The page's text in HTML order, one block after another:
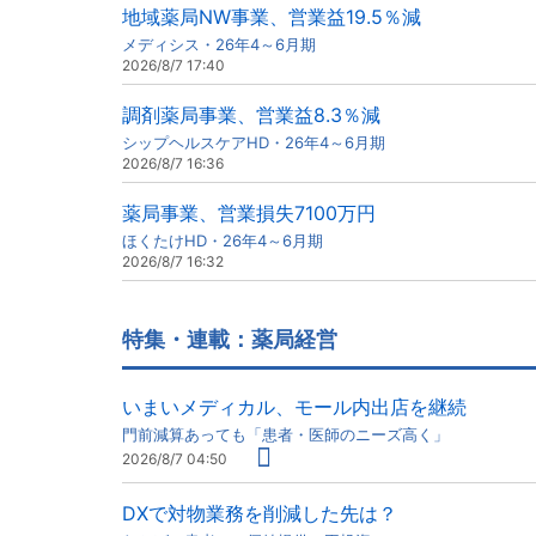
地域薬局NW事業、営業益19.5％減
メディシス・26年4～6月期
2026/8/7 17:40
調剤薬局事業、営業益8.3％減
シップヘルスケアHD・26年4～6月期
2026/8/7 16:36
薬局事業、営業損失7100万円
ほくたけHD・26年4～6月期
2026/8/7 16:32
特集・連載：薬局経営
いまいメディカル、モール内出店を継続
門前減算あっても「患者・医師のニーズ高く」
2026/8/7 04:50
DXで対物業務を削減した先は？